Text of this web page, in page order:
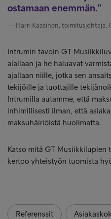
ostamaan enemmän.
Harri Kaasinen, toimitusjohtaja,
Intrumin tavoin GT
alallaan ja he haluavat
ajallaan niille, jotka sen
tekijöille ja tuottajille
Intrumilla autamme, että
inhimillisesti ilman, että
maksuhäiriöistä huolimatta.
Katso mitä GT Musiikkilupien
kertoo yhteistyön tuomista
Referenssit